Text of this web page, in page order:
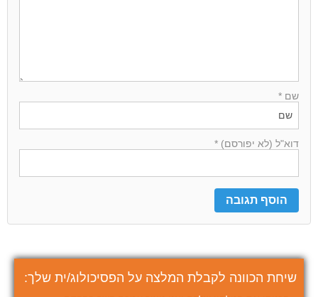
שם *
דוא"ל (לא יפורסם) *
שיחת הכוונה לקבלת המלצה על הפסיכולוג/ית שלך: